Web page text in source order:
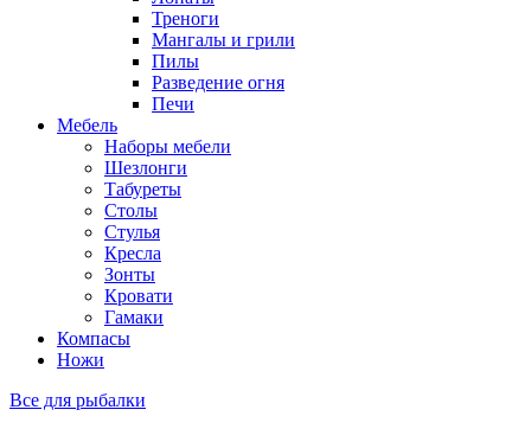
Треноги
Мангалы и грили
Пилы
Разведение огня
Печи
Мебель
Наборы мебели
Шезлонги
Табуреты
Столы
Стулья
Кресла
Зонты
Кровати
Гамаки
Компасы
Ножи
Все для рыбалки